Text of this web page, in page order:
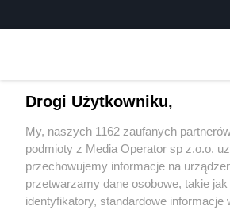
Wydawca mediów lokalnych
Drogi Użytkowniku,
My, naszych 1162 zaufanych
podmioty z Media Operator sp z.o.o.
przechowujemy informacje na
przetwarzamy dane osobowe, takie
identyfikatory, standardowe informacje